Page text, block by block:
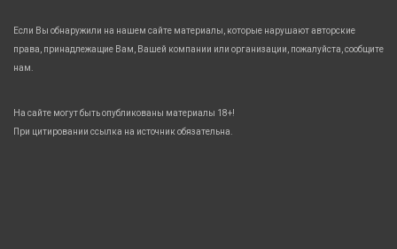
Если Вы обнаружили на нашем сайте материалы, которые нарушают авторские
права, принадлежащие Вам, Вашей компании или организации, пожалуйста, сообщите
нам.
На сайте могут быть опубликованы материалы 18+!
При цитировании ссылка на источник обязательна.